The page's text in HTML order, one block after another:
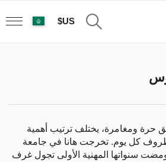
US$
حرة ومغامرة، يختلف ترتيب أهمية
ظروف كل يوم. تخرجت هانا في جامعة
سنواتها المهنية الأولى تجول غرف